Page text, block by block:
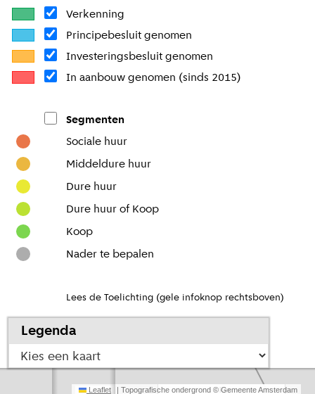
Verkenning
Principebesluit genomen
Investeringsbesluit genomen
In aanbouw genomen (sinds 2015)
Segmenten
Sociale huur
Middeldure huur
Dure huur
Dure huur of Koop
Koop
Nader te bepalen
Lees de Toelichting (gele infoknop rechtsboven)
Legenda
3 km
Leaflet | Topografische ondergrond © Gemeente Amsterdam